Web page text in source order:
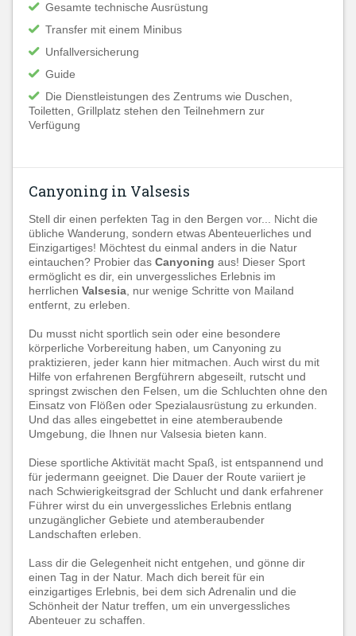
Gesamte technische Ausrüstung
Transfer mit einem Minibus
Unfallversicherung
Guide
Die Dienstleistungen des Zentrums wie Duschen,
Toiletten, Grillplatz stehen den Teilnehmern zur
Verfügung
Canyoning in Valsesis
Stell dir einen perfekten Tag in den Bergen vor... Nicht die
übliche Wanderung, sondern etwas Abenteuerliches und
Einzigartiges! Möchtest du einmal anders in die Natur
eintauchen? Probier das Canyoning aus! Dieser Sport
ermöglicht es dir, ein unvergessliches Erlebnis im
herrlichen Valsesia , nur wenige Schritte von Mailand
entfernt, zu erleben.
Du musst nicht sportlich sein oder eine besondere
körperliche Vorbereitung haben, um Canyoning zu
praktizieren, jeder kann hier mitmachen. Auch wirst du mit
Hilfe von erfahrenen Bergführern abgeseilt, rutscht und
springst zwischen den Felsen, um die Schluchten ohne den
Einsatz von Flößen oder Spezialausrüstung zu erkunden.
Und das alles eingebettet in eine atemberaubende
Umgebung, die Ihnen nur Valsesia bieten kann.
Diese sportliche Aktivität macht Spaß, ist entspannend und
für jedermann geeignet. Die Dauer der Route variiert je
nach Schwierigkeitsgrad der Schlucht und dank erfahrener
Führer wirst du ein unvergessliches Erlebnis entlang
unzugänglicher Gebiete und atemberaubender
Landschaften erleben.
Lass dir die Gelegenheit nicht entgehen, und gönne dir
einen Tag in der Natur. Mach dich bereit für ein
einzigartiges Erlebnis, bei dem sich Adrenalin und die
Schönheit der Natur treffen, um ein unvergessliches
Abenteuer zu schaffen.